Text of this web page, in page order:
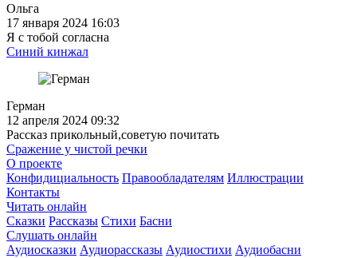
Ольга
17 января 2024 16:03
Я с тобой согласна
Синий кинжал
Герман
12 апреля 2024 09:32
Рассказ прикольный,советую почитать
Сражение у чистой речки
О проекте
Конфидициальность Правообладателям Иллюстрации
Контакты
Читать онлайн
Сказки Рассказы Стихи Басни
Слушать онлайн
Аудиосказки Аудиорассказы Аудиостихи Аудиобасни